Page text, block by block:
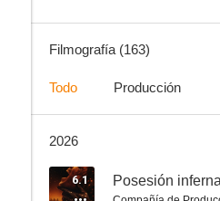
7.2
Filmografía (163)
Todo Producción
2026
6.1 Posesión